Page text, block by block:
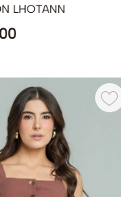
LHOTANN